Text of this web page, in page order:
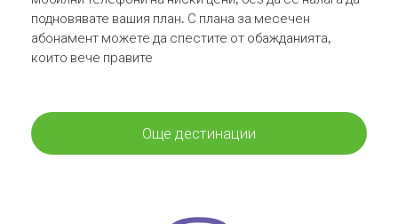
подновявате вашия план. С плана за месечен
абонамент можете да спестите от обажданията,
които вече правите
Още дестинации